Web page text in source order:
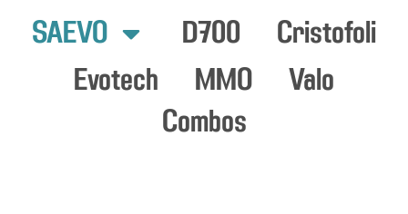
SAEVO D700 Cristofoli
Evotech MMO Valo
Combos